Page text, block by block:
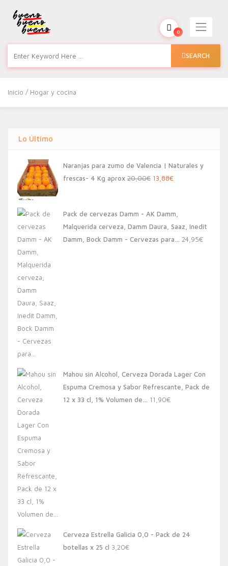
SEARCH
0
Inicio / Hogar y cocina
Lo Último
Naranjas para zumo de Valencia | Naturales y
frescas- 4 Kg aprox 20,00€ El
era:
20,00€.
13,88€El
es:
13,88€.
Pack de cervezas Damm - AK Damm,
Malquerida cerveza, Damm Daura, Saaz, Inedit
Damm, Bock Damm - Cervezas para… 24,95€
Mahou sin Alcohol, Cerveza Dorada Lager Con
Espuma Cremosa y Sabor Refrescante, Pack de
12 x 33 cl, 1% Volumen de… 11,90€
Cerveza Estrella Galicia 0,0 - Pack de 24
botellas x 25 cl 3,20€